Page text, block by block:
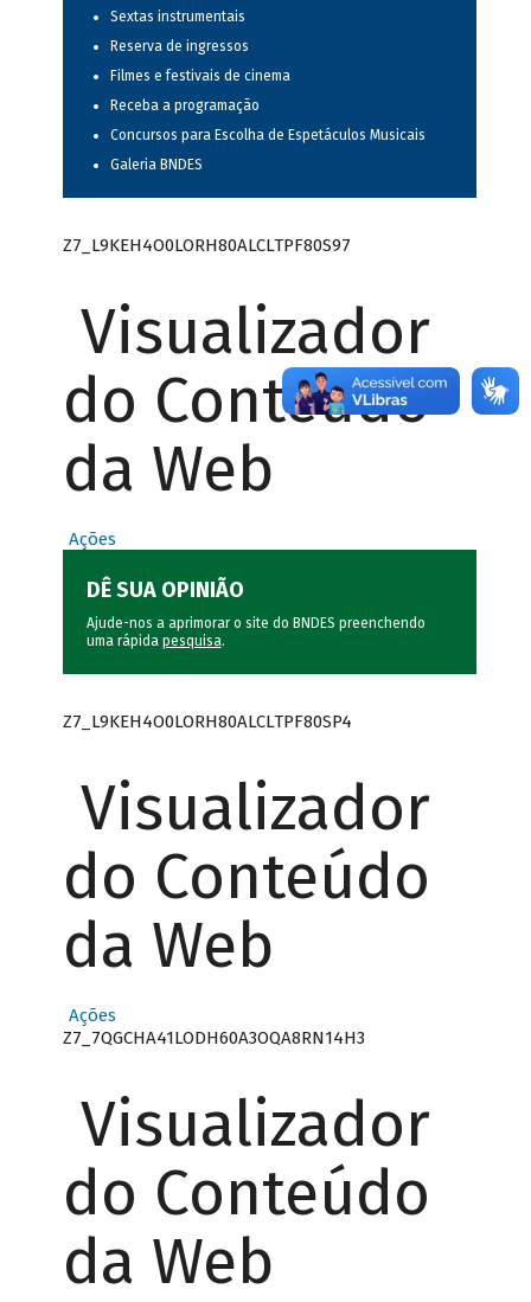
Sextas instrumentais
Reserva de ingressos
Filmes e festivais de cinema
Receba a programação
Concursos para Escolha de Espetáculos Musicais
Galeria BNDES
Z7_L9KEH4O0LORH80ALCLTPF80S97
Visualizador
do Conteúdo
da Web
Ações
DÊ SUA OPINIÃO
Ajude-nos a aprimorar o site do BNDES preenchendo
uma rápida pesquisa.
Z7_L9KEH4O0LORH80ALCLTPF80SP4
Visualizador
do Conteúdo
da Web
Ações
Z7_7QGCHA41LODH60A3OQA8RN14H3
Visualizador
do Conteúdo
da Web